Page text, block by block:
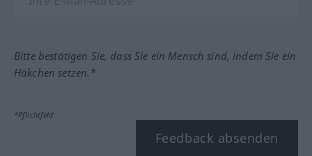
Bitte bestätigen Sie, dass Sie ein Mensch sind, indem Sie ein
Häkchen setzen.*
*Pflichtfeld
Feedback absenden